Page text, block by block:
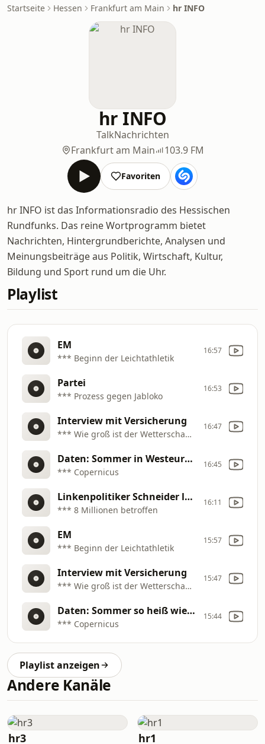
Startseite Hessen Frankfurt am Main hr INFO
hr INFO
TalkNachrichten
Frankfurt am Main
103.9 FM
Favoriten
hr INFO ist das Informationsradio des Hessischen
Rundfunks. Das reine Wortprogramm bietet
Nachrichten, Hintergrundberichte, Analysen und
Meinungsbeiträge aus Politik, Wirtschaft, Kultur,
Bildung und Sport rund um die Uhr.
Playlist
EM
*** Beginn der Leichtathletik
16:57
Partei
*** Prozess gegen Jabloko
16:53
Interview mit Versicherung
*** Wie groß ist der Wetterschaden für die Landwirte?
16:47
Daten: Sommer in Westeuropa so heiß wie nie
*** Copernicus
16:45
Linkenpolitiker Schneider legt „Sozialabbau
*** 8 Millionen betroffen
16:11
EM
*** Beginn der Leichtathletik
15:57
Interview mit Versicherung
*** Wie groß ist der Wetterschaden für die Landwirte?
15:47
Daten: Sommer so heiß wie nie
*** Copernicus
15:44
Playlist anzeigen
Andere Kanäle
hr3 hr1